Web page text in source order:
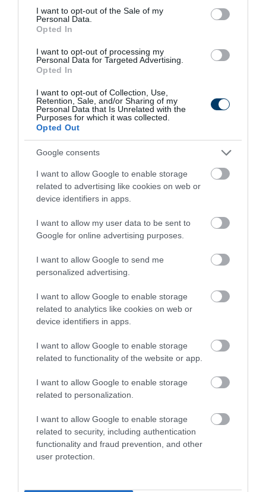
consent section.
I want to opt-out of the Sale of my
Personal Data.
Opted In
I want to opt-out of processing my
Personal Data for Targeted Advertising.
Opted In
I want to opt-out of Collection, Use,
Retention, Sale, and/or Sharing of my
Personal Data that Is Unrelated with the
Purposes for which it was collected.
Opted Out
Google consents
I want to allow Google to enable storage
related to advertising like cookies on web or
device identifiers in apps.
I want to allow my user data to be sent to
Google for online advertising purposes.
I want to allow Google to send me
personalized advertising.
I want to allow Google to enable storage
related to analytics like cookies on web or
device identifiers in apps.
I want to allow Google to enable storage
related to functionality of the website or app.
I want to allow Google to enable storage
related to personalization.
I want to allow Google to enable storage
related to security, including authentication
functionality and fraud prevention, and other
user protection.
Stop Eating These 3 Foods That Are Known to
Cause Parasites
56 min
This Simple Trick Removes All Parasites From
Your Body!
360 25 85